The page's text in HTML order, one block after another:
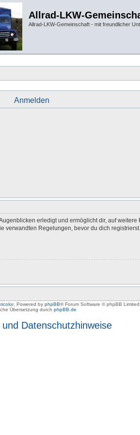
Allrad-LKW-
Allrad-LKW-Gemeinschaft - mit freundlicher
Anmelden
erledigt und ermöglicht dir, auf
Regelungen, bevor du dich
, Powered by phpBB® Forum Software © phpBB Limited
Übersetzung durch phpBB.de
Datenschutzhinweise